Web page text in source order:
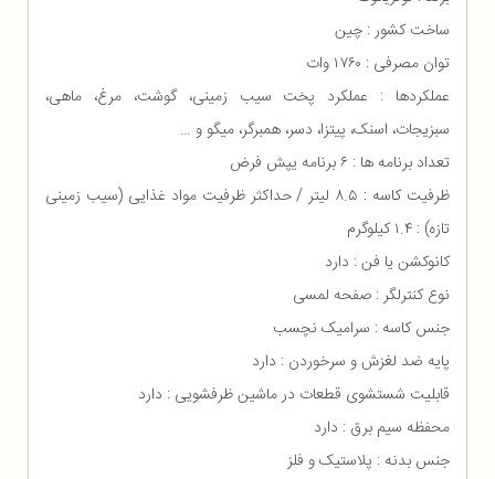
ساخت کشور : چین
توان مصرفی : ۱۷۶۰ وات
عملکردها : عملکرد پخت سیب زمینی، گوشت، مرغ، ماهی،
سبزیجات، اسنک، پیتزا، دسر، همبرگر، میگو و …
تعداد برنامه ها : ۶ برنامه یپش فرض
ظرفیت کاسه : ۸.۵ لیتر / حداکثر ظرفیت مواد غذایی (سیب زمینی
تازه) : ۱.۴ کیلوگرم
کانوکشن یا فن : دارد
نوع کنترلگر : صفحه لمسی
جنس کاسه : سرامیک نچسب
پایه ضد لغزش و سرخوردن : دارد
قابلیت شستشوی قطعات در ماشین ظرفشویی : دارد
محفظه سیم برق : دارد
جنس بدنه : پلاستیک و فلز